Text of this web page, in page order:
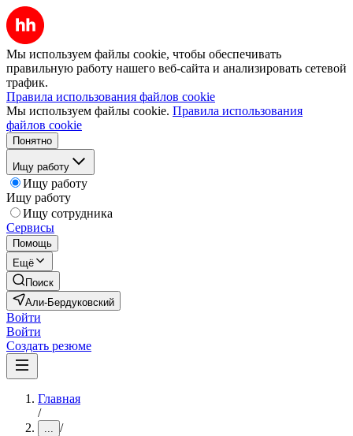
Мы используем файлы cookie, чтобы обеспечивать
правильную работу нашего веб-сайта и анализировать сетевой
трафик.
Правила использования файлов cookie
Мы используем файлы cookie. Правила использования
файлов cookie
Понятно
Ищу работу
Ищу работу
Ищу работу
Ищу сотрудника
Сервисы
Помощь
Ещё
Поиск
Али-Бердуковский
Войти
Войти
Создать резюме
Главная
/
... /